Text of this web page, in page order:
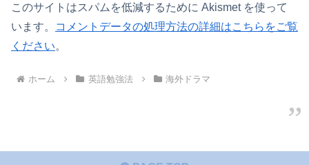
このサイトはスパムを低減するために Akismet を使って
います。
コメントデータの処理方法の詳細はこちらをご覧
ください。
ホーム 英語勉強法 海外ドラマ